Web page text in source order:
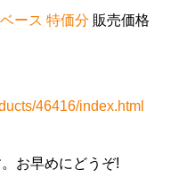
ース 特価分 販売価格
46416/index.html
お早めにどうぞ!